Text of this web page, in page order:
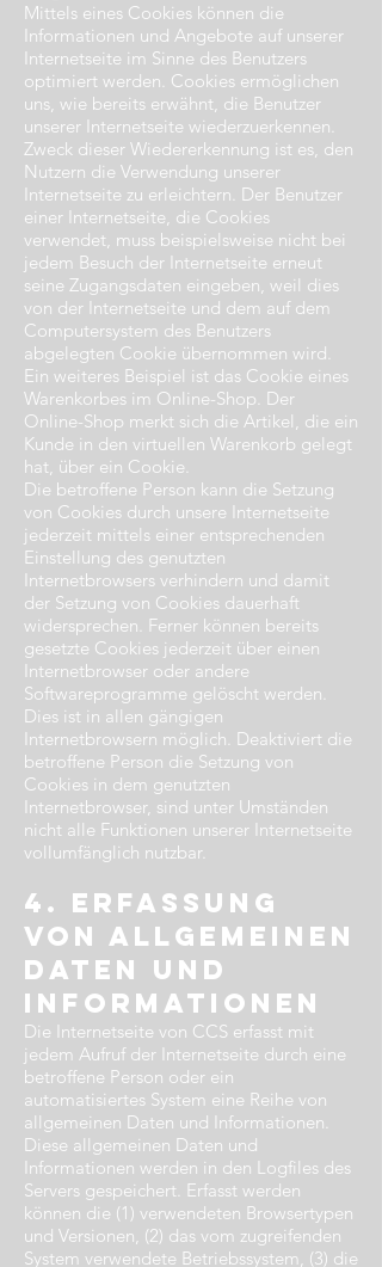
Mittels eines Cookies können die
Informationen und Angebote auf unserer
Internetseite im Sinne des Benutzers
optimiert werden. Cookies ermöglichen
uns, wie bereits erwähnt, die Benutzer
unserer Internetseite wiederzuerkennen.
Zweck dieser Wiedererkennung ist es, den
Nutzern die Verwendung unserer
Internetseite zu erleichtern. Der Benutzer
einer Internetseite, die Cookies
verwendet, muss beispielsweise nicht bei
jedem Besuch der Internetseite erneut
seine Zugangsdaten eingeben, weil dies
von der Internetseite und dem auf dem
Computersystem des Benutzers
abgelegten Cookie übernommen wird.
Ein weiteres Beispiel ist das Cookie eines
Warenkorbes im Online-Shop. Der
Online-Shop merkt sich die Artikel, die ein
Kunde in den virtuellen Warenkorb gelegt
hat, über ein Cookie.
Die betroffene Person kann die Setzung
von Cookies durch unsere Internetseite
jederzeit mittels einer entsprechenden
Einstellung des genutzten
Internetbrowsers verhindern und damit
der Setzung von Cookies dauerhaft
widersprechen. Ferner können bereits
gesetzte Cookies jederzeit über einen
Internetbrowser oder andere
Softwareprogramme gelöscht werden.
Dies ist in allen gängigen
Internetbrowsern möglich. Deaktiviert die
betroffene Person die Setzung von
Cookies in dem genutzten
Internetbrowser, sind unter Umständen
nicht alle Funktionen unserer Internetseite
vollumfänglich nutzbar.
4. Erfassung
von allgemeinen
Daten und
Informationen​
Die Internetseite von CCS erfasst mit
jedem Aufruf der Internetseite durch eine
betroffene Person oder ein
automatisiertes System eine Reihe von
allgemeinen Daten und Informationen.
Diese allgemeinen Daten und
Informationen werden in den Logfiles des
Servers gespeichert. Erfasst werden
können die (1) verwendeten Browsertypen
und Versionen, (2) das vom zugreifenden
System verwendete Betriebssystem, (3) die